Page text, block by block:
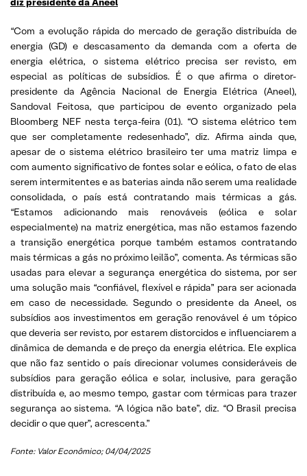
“Com a evolução rápida do mercado de geração distribuída de
energia (GD) e descasamento da demanda com a oferta de
energia elétrica, o sistema elétrico precisa ser revisto, em
especial as políticas de subsídios. É o que afirma o diretor-
presidente da Agência Nacional de Energia Elétrica (Aneel),
Sandoval Feitosa, que participou de evento organizado pela
Bloomberg NEF nesta terça-feira (01). “O sistema elétrico tem
que ser completamente redesenhado”, diz. Afirma ainda que,
apesar de o sistema elétrico brasileiro ter uma matriz limpa e
com aumento significativo de fontes solar e eólica, o fato de elas
serem intermitentes e as baterias ainda não serem uma realidade
consolidada, o país está contratando mais térmicas a gás.
“Estamos adicionando mais renováveis (eólica e solar
especialmente) na matriz energética, mas não estamos fazendo
a transição energética porque também estamos contratando
mais térmicas a gás no próximo leilão”, comenta. As térmicas são
usadas para elevar a segurança energética do sistema, por ser
uma solução mais “confiável, flexível e rápida” para ser acionada
em caso de necessidade. Segundo o presidente da Aneel, os
subsídios aos investimentos em geração renovável é um tópico
que deveria ser revisto, por estarem distorcidos e influenciarem a
dinâmica de demanda e de preço da energia elétrica. Ele explica
que não faz sentido o país direcionar volumes consideráveis de
subsídios para geração eólica e solar, inclusive, para geração
distribuída e, ao mesmo tempo, gastar com térmicas para trazer
segurança ao sistema. “A lógica não bate”, diz. “O Brasil precisa
decidir o que quer”, acrescenta.”
Fonte: Valor Econômico; 04/04/2025